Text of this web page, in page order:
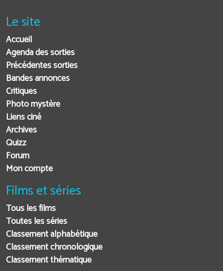
Le site
Accueil
Agenda des sorties
Précédentes sorties
Bandes annonces
Critiques
Photo mystère
Liens ciné
Archives
Quizz
Forum
Mon compte
Films et séries
Tous les films
Toutes les séries
Classement alphabétique
Classement chronologique
Classement thématique